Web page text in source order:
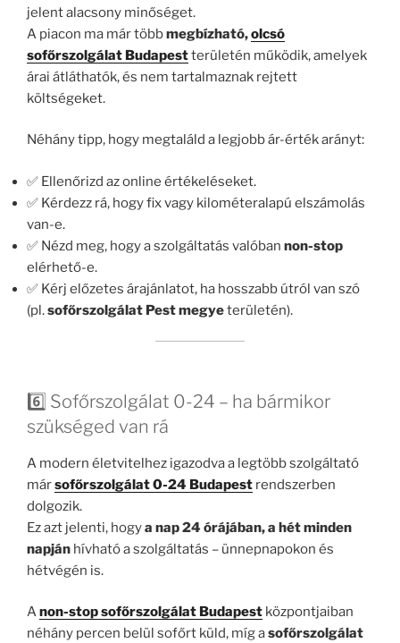
jelent alacsony minőséget.
A piacon ma már többmegbízható,olcsó
sofőrszolgálat Budapestterületén működik, amelyek
árai átláthatók, és nem tartalmaznak rejtett
költségeket.
Néhány tipp, hogy megtaláld a legjobb ár-érték arányt:
✅ Ellenőrizd az online értékeléseket.
✅ Kérdezz rá, hogy fix vagy kilométeralapú elszámolás
van-e.
✅ Nézd meg, hogy a szolgáltatás valóban non-stop
elérhető-e.
✅ Kérj előzetes árajánlatot, ha hosszabb útról van szó
(pl.sofőrszolgálat Pest megyeterületén).
6️⃣ Sofőrszolgálat 0-24 – ha bármikor
szükséged van rá
A modern életvitelhez igazodva a legtöbb szolgáltató
mársofőrszolgálat 0-24 Budapest rendszerben
dolgozik.
Ez azt jelenti, hogya nap 24 órájában, a hét minden
napján hívható a szolgáltatás – ünnepnapokon és
hétvégén is.
Anon-stop sofőrszolgálat Budapest központjaiban
néhány percen belül sofőrt küld, míg asofőrszolgálat